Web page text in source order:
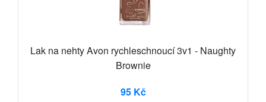
Lak na nehty Avon rychleschnoucí 3v1 - Naughty
Brownie
95 Kč